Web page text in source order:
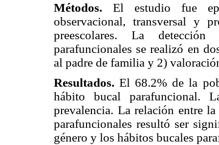
Métodos. El estudio fue
observacional, transversal y
preescolares. La
parafuncionales se realizó en
al padre de familia y 2)
Resultados. El 68.2% de la
hábito bucal parafuncional.
prevalencia. La relación entre
parafuncionales resultó ser
género y los hábitos bucales